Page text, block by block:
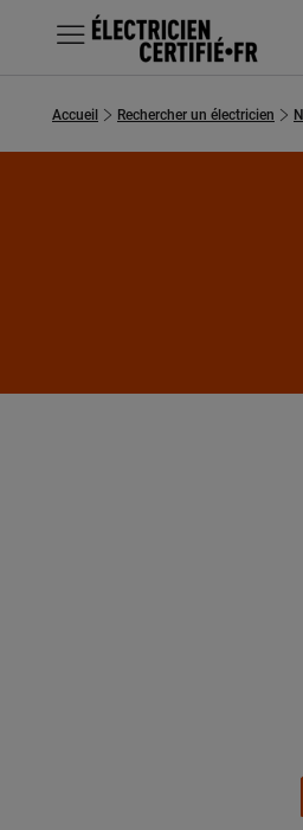
MENU
Chercher un
Accueil Rechercher un électricien